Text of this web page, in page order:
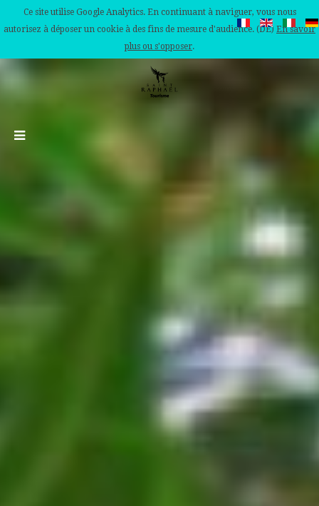
Ce site utilise Google Analytics. En continuant à naviguer, vous nous
autorisez à déposer un cookie à des fins de mesure d'audience. (DE) En savoir
plus ou s'opposer.